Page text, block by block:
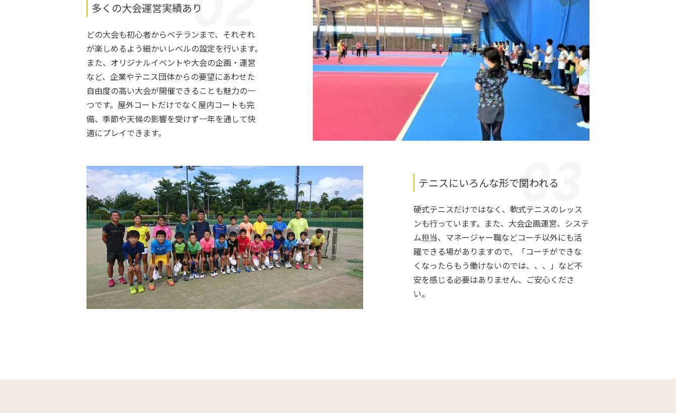
多くの大会運営実績あり
どの大会も初心者からベテランまで、それぞれ
が楽しめるよう細かいレベルの設定を行います。
また、オリジナルイベントや大会の企画・運営
など、企業やテニス団体からの要望にあわせた
自由度の高い大会が開催できることも魅力の一
つです。屋外コートだけでなく屋内コートも完
備、季節や天候の影響を受けず一年を通して快
適にプレイできます。
テニスにいろんな形で関われる
硬式テニスだけではなく、軟式テニスのレッス
ンも行っています。また、大会企画運営、システ
ム担当、マネージャー職などコーチ以外にも活
躍できる場がありますので、「コーチができな
くなったらもう働けないのでは、、、」など不
安を感じる必要はありません、ご安心くださ
い。